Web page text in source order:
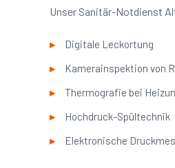
Unser Sanitär-Notdienst
Digitale Leckortung
Kamerainspektion von
Thermografie bei
Hochdruck-Spültechnik
Elektronische